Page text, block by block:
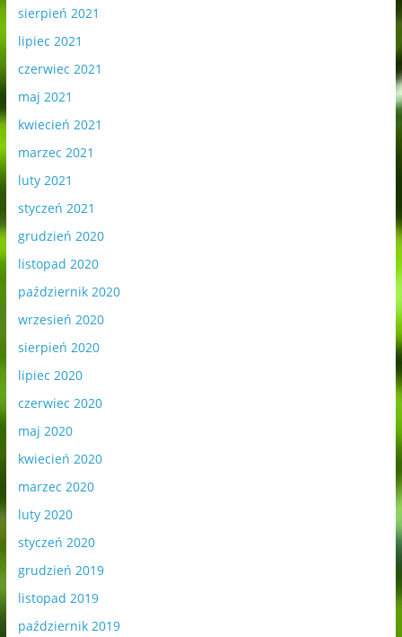
sierpień 2021
lipiec 2021
czerwiec 2021
maj 2021
kwiecień 2021
marzec 2021
luty 2021
styczeń 2021
grudzień 2020
listopad 2020
październik 2020
wrzesień 2020
sierpień 2020
lipiec 2020
czerwiec 2020
maj 2020
kwiecień 2020
marzec 2020
luty 2020
styczeń 2020
grudzień 2019
listopad 2019
październik 2019